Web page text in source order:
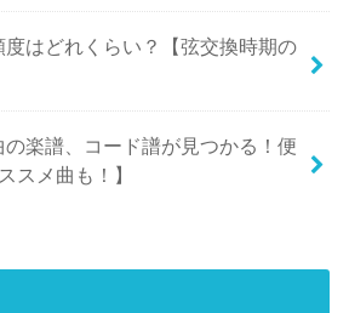
はどれくらい？【弦交換時期の
楽譜、コード譜が見つかる！便
スメ曲も！】